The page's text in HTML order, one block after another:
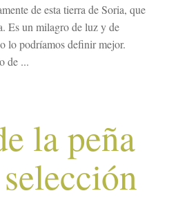
de esta tierra de Soria, que
Es un milagro de luz y de
lo podríamos definir mejor.
de ...
la peña